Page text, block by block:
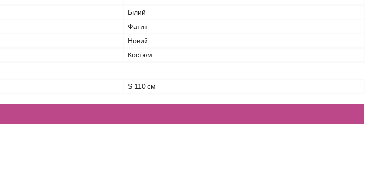
Білий
Фатин
Новий
Костюм
S 110 см